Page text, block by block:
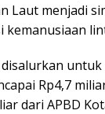
Laut menjadi
untuk
Rp4,7
dari APBD